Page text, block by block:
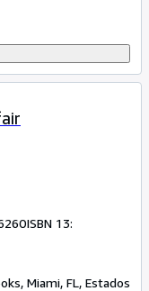
ISBN 13:
Miami, FL, Estados